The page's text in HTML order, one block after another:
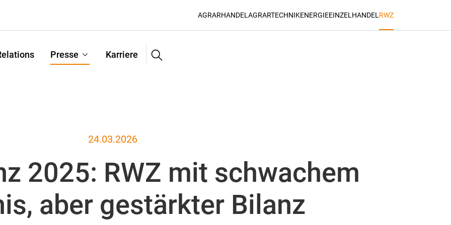
AGRARHANDEL AGRARTECHNIKENERGIEEINZELHANDEL RWZ
Presse Karriere Suche
24.03.2026
2025: RWZ mit schwachem
aber gestärkter Bilanz